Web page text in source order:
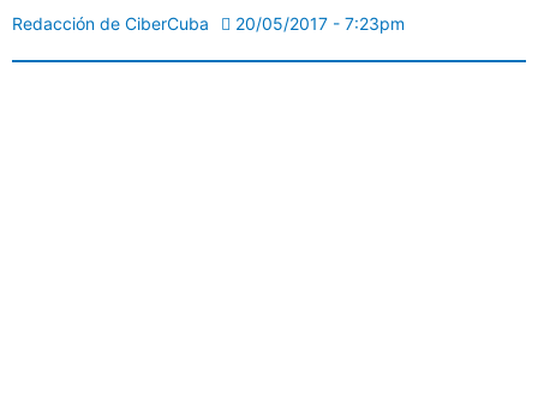
Redacción de CiberCuba 20/05/2017 - 7:23pm